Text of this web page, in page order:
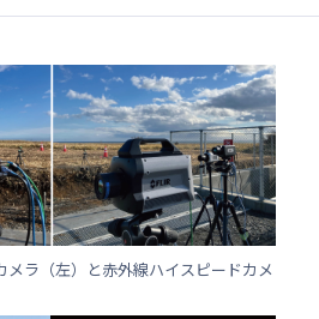
メラ（左）と赤外線ハイスピードカメ